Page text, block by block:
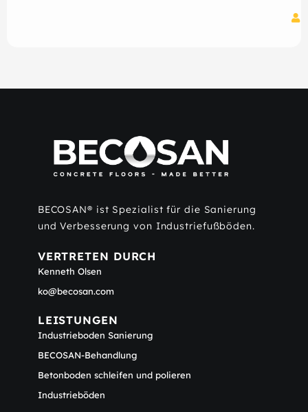
BECOSAN® ist Spezialist für die Sanierung
und Verbesserung von Industriefußböden.
VERTRETEN DURCH
Kenneth Olsen
ko@becosan.com
LEISTUNGEN
Industrieboden Sanierung
BECOSAN-Behandlung
Betonboden schleifen und polieren
Industrieböden